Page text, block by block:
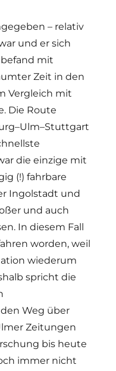
– relativ
und er sich
mit
Zeit in den
Vergleich mit
Die Route
die einzige mit
(!) fahrbare
Ingolstadt und
und auch
In diesem Fall
worden, weil
wiederum
spricht die
Weg über
Zeitungen
bis heute
immer nicht